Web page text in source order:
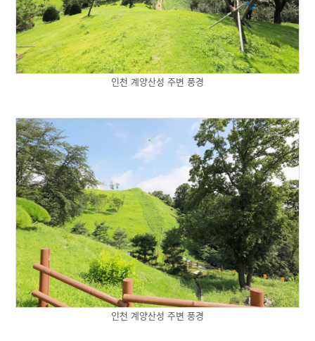
인천 계양산성 주변 풍경
인천 계양산성 주변 풍경